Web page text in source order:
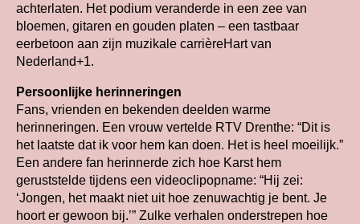
achterlaten. Het podium veranderde in een zee van
bloemen, gitaren en gouden platen – een tastbaar
eerbetoon aan zijn muzikale carrièreHart van
Nederland+1.
Persoonlijke herinneringen
Fans, vrienden en bekenden deelden warme
herinneringen. Een vrouw vertelde RTV Drenthe: “Dit is
het laatste dat ik voor hem kan doen. Het is heel moeilijk.”
Een andere fan herinnerde zich hoe Karst hem
geruststelde tijdens een videoclipopname: “Hij zei:
‘Jongen, het maakt niet uit hoe zenuwachtig je bent. Je
hoort er gewoon bij.’” Zulke verhalen onderstrepen hoe